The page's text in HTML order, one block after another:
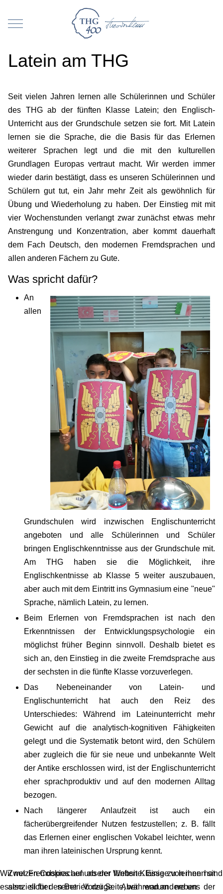
Mobile Menu Toggle
Latein am THG
Seit vielen Jahren lernen alle Schülerinnen und Schüler
des THG ab der fünften Klasse Latein; den Englisch-
Unterricht aus der Grundschule setzen sie fort. Mit Latein
lernen sie die Sprache, die die Basis für das Erlernen
weiterer Sprachen legt und die mit den kulturellen
Grundlagen Europas vertraut macht. Wir werden immer
wieder darin bestätigt, dass es unseren Schülerinnen und
Schülern gut tut, ein Jahr mehr Zeit als gewöhnlich für
Übung und Wiederholung zu haben. Der Einstieg mit mit
vier Wochenstunden verlangt zwar zunächst etwas mehr
Anstrengung und Konzentration, aber kommt dauerhaft
dem Fach Deutsch, den modernen Fremdsprachen und
allen anderen Fächern zu Gute.
Was spricht dafür?
An
allen
Grundschulen wird inzwischen Englischunterricht
angeboten und alle Schülerinnen und Schüler
bringen Englischkenntnisse aus der Grundschule mit.
Am THG haben sie die Möglichkeit, ihre
Englischkentnisse ab Klasse 5 weiter auszubauen,
aber auch mit dem Eintritt ins Gymnasium eine "neue"
Sprache, nämlich Latein, zu lernen.
Beim Erlernen von Fremdsprachen ist nach den
Erkenntnissen der Entwicklungspsychologie ein
möglichst früher Beginn sinnvoll. Deshalb bietet es
sich an, den Einstieg in die zweite Fremdsprache aus
der sechsten in die fünfte Klasse vorzuverlegen.
Das Nebeneinander von Latein- und
Englischunterricht hat auch den Reiz des
Unterschiedes: Während im Lateinunterricht mehr
Gewicht auf die analytisch-kognitiven Fähigkeiten
gelegt und die Systematik betont wird, den Schülern
aber zugleich die für sie neue und unbekannte Welt
der Antike erschlossen wird, ist der Englischunterricht
eher sprachproduktiv und auf den modernen Alltag
bezogen.
Nach längerer Anlaufzeit ist auch ein
fächerübergreifender Nutzen festzustellen; z. B. fällt
das Erlernen einer englischen Vokabel leichter, wenn
man ihren lateinischen Ursprung kennt.
Zwei Fremdsprachen ab der fünften Klasse zu lernen hat
also sicher seine Vorzüge. Aber warum neben der
Wir nutzen Cookies auf unserer Website. Einige von ihnen sind
essenziell für den Betrieb der Seite, während andere uns